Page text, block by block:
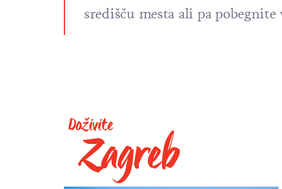
središču mesta ali pa
Doživite
Zagreb